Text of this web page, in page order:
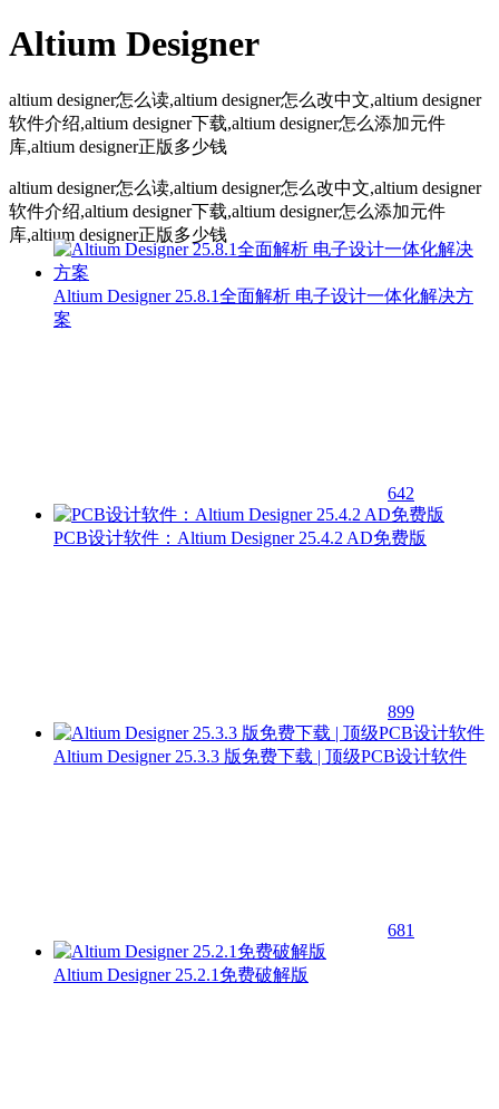
Altium Designer
altium designer怎么读,altium designer怎么改中文,altium designer
软件介绍,altium designer下载,altium designer怎么添加元件
库,altium designer正版多少钱
altium designer怎么读,altium designer怎么改中文,altium designer
软件介绍,altium designer下载,altium designer怎么添加元件
库,altium designer正版多少钱
Altium Designer 25.8.1全面解析 电子设计一体化解决方
案
642
PCB设计软件：Altium Designer 25.4.2 AD免费版
899
Altium Designer 25.3.3 版免费下载 | 顶级PCB设计软件
681
Altium Designer 25.2.1免费破解版